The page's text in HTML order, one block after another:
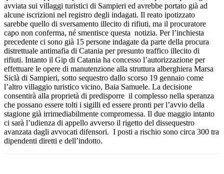
avviata sui villaggi turistici di Sampieri ed avrebbe portato già ad
alcune iscrizioni nel registro degli indagati. Il reato ipotizzato
sarebbe quello di sversamento illecito di rifiuti, ma il procuratore
capo non conferma, né smentisce questa notizia. Per l’inchiesta
precedente ci sono già 15 persone indagate da parte della procura
distrettuale antimafia di Catania per presunto traffico illecito di
rifiuti. Intanto il Gip di Catania ha concesso l’autorizzazione per
effettuare le opere di manutenzione alla struttura alberghiera Marsa
Siclà di Sampieri, sotto sequestro dallo scorso 19 gennaio come
l’altro villaggio turistico vicino, Baia Samuele. La decisione
consentirà alla proprietà di predisporre il complesso nella speranza
che possano essere tolti i sigilli ed essere pronti per l’avvio della
stagione già irrimediabilmente compromessa. Il due maggio intanto
ci sarà l’udienza di appello avverso il rigetto del dissequestro
avanzata dagli avvocati difensori. I posti a rischio sono circa 300 tra
dipendenti diretti e dell’indotto.